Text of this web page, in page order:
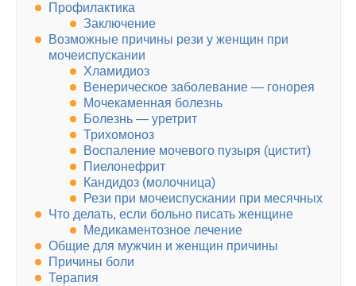
Профилактика
Заключение
Возможные причины рези у женщин при
мочеиспускании
Хламидиоз
Венерическое заболевание — гонорея
Мочекаменная болезнь
Болезнь — уретрит
Трихомоноз
Воспаление мочевого пузыря (цистит)
Пиелонефрит
Кандидоз (молочница)
Рези при мочеиспускании при месячных
Что делать, если больно писать женщине
Медикаментозное лечение
Общие для мужчин и женщин причины
Причины боли
Терапия